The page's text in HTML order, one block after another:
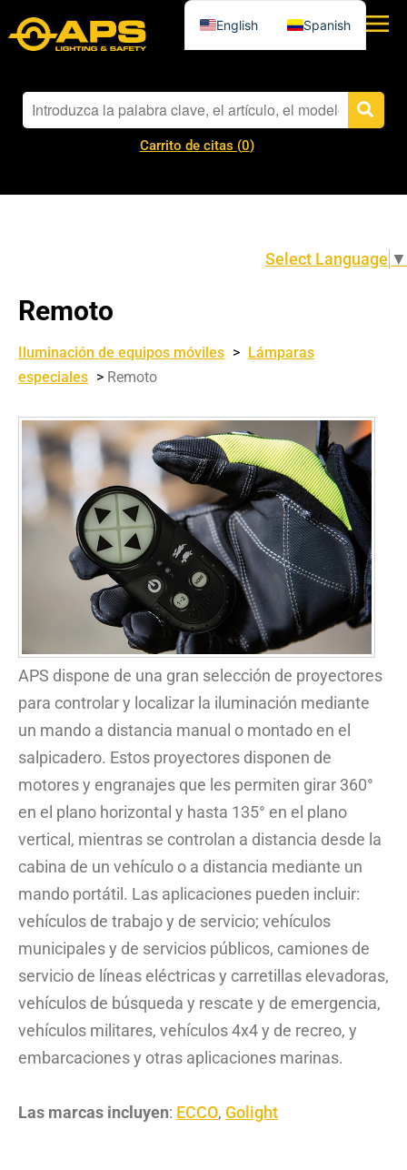
Carrito de citas (0)
Select Language ▼
Remoto
Iluminación de equipos móviles > Lámparas
especiales > Remoto
APS dispone de una gran selección de proyectores
para controlar y localizar la iluminación mediante
un mando a distancia manual o montado en el
salpicadero. Estos proyectores disponen de
motores y engranajes que les permiten girar 360°
en el plano horizontal y hasta 135° en el plano
vertical, mientras se controlan a distancia desde la
cabina de un vehículo o a distancia mediante un
mando portátil. Las aplicaciones pueden incluir:
vehículos de trabajo y de servicio; vehículos
municipales y de servicios públicos, camiones de
servicio de líneas eléctricas y carretillas elevadoras,
vehículos de búsqueda y rescate y de emergencia,
vehículos militares, vehículos 4x4 y de recreo, y
embarcaciones y otras aplicaciones marinas.
Las marcas incluyen: ECCO, Golight
English Spanish